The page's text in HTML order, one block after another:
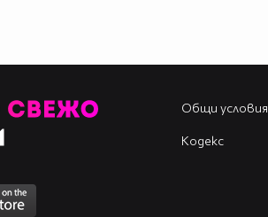
Общи условия
Кодекс